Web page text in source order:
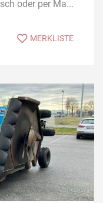
oder per Ma...
MERKLISTE